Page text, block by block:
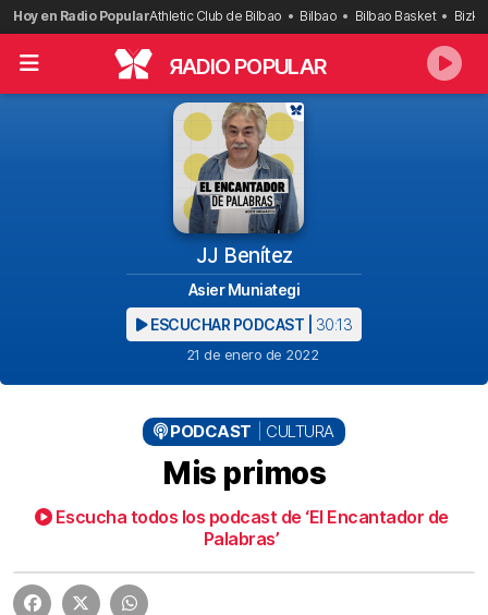
Saltar
al
contenido
Hoy en Radio PopularAthletic Club de Bilbao Bilbao Bilbao Basket
RADIO POPULAR
JJ Benítez
Asier Muniategi
ESCUCHAR PODCAST | 30:13
21 de enero de 2022
PODCAST CULTURA
Mis primos
Escucha todos los podcast de ‘El Encantador de
Palabras’
30:13 JJ Benítez | Mis primos